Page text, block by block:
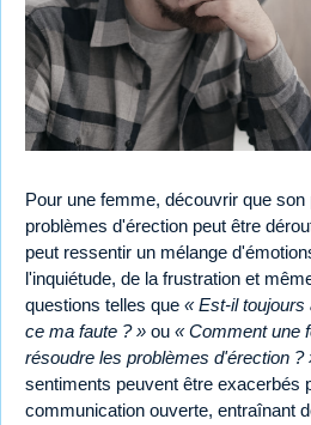
Pour une femme, découvrir que son
problèmes d'érection peut être
peut ressentir un mélange
l'inquiétude, de la frustration et
questions telles que « Est-il toujours
ce ma faute ? » ou « Comment une
résoudre les problèmes d'érection ?
sentiments peuvent être exacerbés
communication ouverte, entraînant